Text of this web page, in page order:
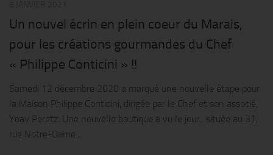
Un nouvel écrin en plein coeur du Marais,
pour les créations gourmandes du Chef
« Philippe Conticini » !!
Samedi 12 décembre 2020 a marqué une nouvelle étape pour
la Maison Philippe Conticini, dirigée par le Chef et son associé,
Yoav Peretz. Une nouvelle boutique a vu le jour…située au 31,
rue Notre-Dame...